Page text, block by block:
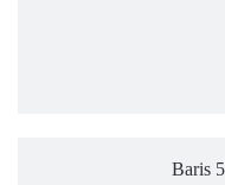
Baris